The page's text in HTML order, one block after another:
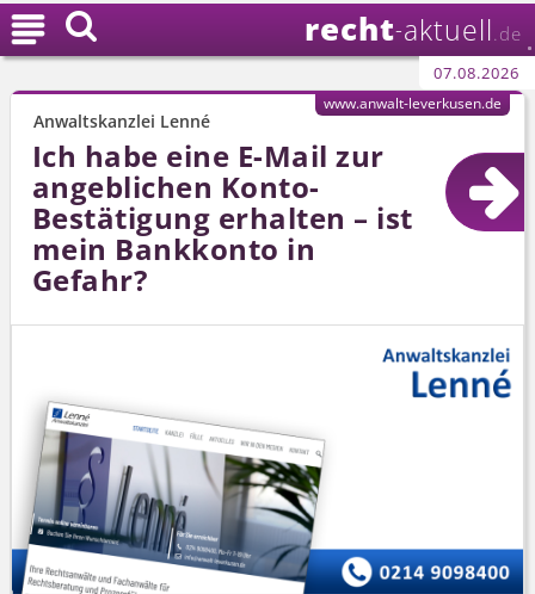
recht-aktuell .de
07.08.2026

Anwaltskanzlei Lenné
Ich habe eine E-Mail zur
angeblichen Konto-
Bestätigung erhalten – ist
mein Bankkonto in
Gefahr?
www.anwalt-leverkusen.de